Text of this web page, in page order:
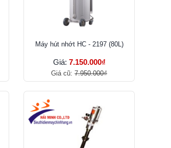
Máy hút nhớt HC - 2197 (80L)
Giá: 7.150.000₫
Giá cũ: 7.950.000₫